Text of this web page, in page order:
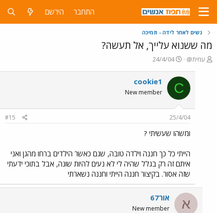
התחבר הירשם
נשים לאחר לידה - תמיכה
מה ששנוא עלייך, אל תעשה?
פ
עמית@
פ
ר
ס
ב
ת
א
י
24/4/04
C
cookie1
New member
25/4/04
#15
ומשהו שעשיתי ?
הייתי כל כך חננה וילדה טובה, שגם כאשר הילדים ברחו מהגן ואני
איתם זה רק בגלל שהיה לי לא נעים להיות שונה, אבל בתוכי ידעתי
שזה אסור. בקיצור חננה הייתי וחננה נשארתי
א אור67
New member